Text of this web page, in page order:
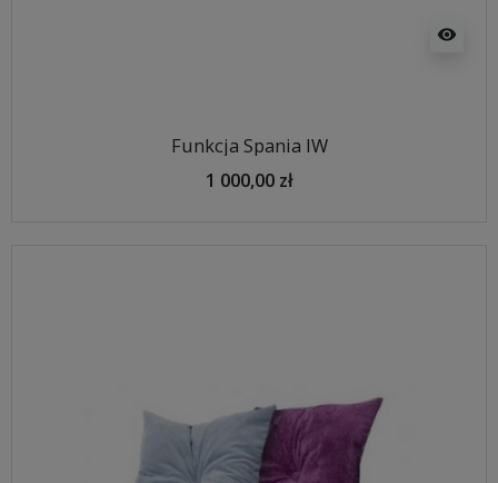
visibility
Funkcja Spania IW
1 000,00 zł